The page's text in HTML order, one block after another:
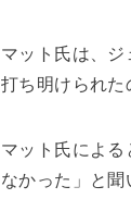
マット氏は、
打ち明けられた
マット氏によ
なかった」と聞